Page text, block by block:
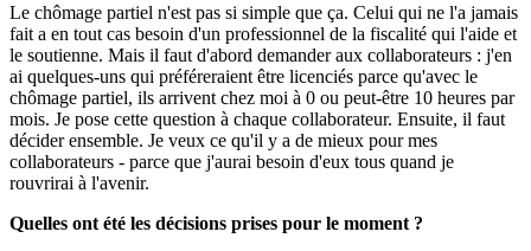
Le chômage partiel n'est pas si simple que ça. Celui qui ne l'a jamais
fait a en tout cas besoin d'un professionnel de la fiscalité qui l'aide et
le soutienne. Mais il faut d'abord demander aux collaborateurs : j'en
ai quelques-uns qui préféreraient être licenciés parce qu'avec le
chômage partiel, ils arrivent chez moi à 0 ou peut-être 10 heures par
mois. Je pose cette question à chaque collaborateur. Ensuite, il faut
décider ensemble. Je veux ce qu'il y a de mieux pour mes
collaborateurs - parce que j'aurai besoin d'eux tous quand je
rouvrirai à l'avenir.
Quelles ont été les décisions prises pour le moment ?